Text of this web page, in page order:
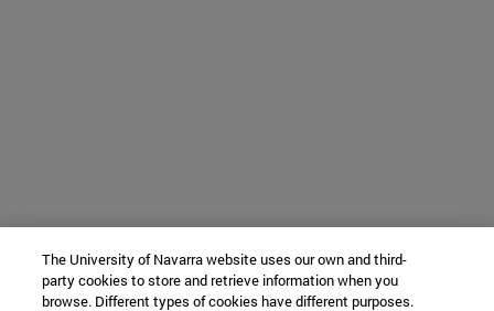
The University of Navarra website uses our own and third-
party cookies to store and retrieve information when you
browse. Different types of cookies have different purposes.